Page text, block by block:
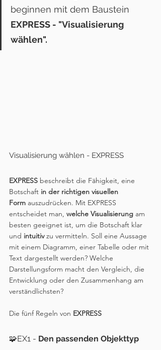
beginnen mit dem Baustein
EXPRESS - "Visualisierung
wählen".
Visualisierung wählen - EXPRESS
EXPRESS beschreibt die Fähigkeit, eine
Botschaft in der richtigen visuellen
Form auszudrücken. Mit EXPRESS
entscheidet man, welche Visualisierung am
besten geeignet ist, um die Botschaft klar
und intuitiv zu vermitteln. Soll eine Aussage
mit einem Diagramm, einer Tabelle oder mit
Text dargestellt werden? Welche
Darstellungsform macht den Vergleich, die
Entwicklung oder den Zusammenhang am
verständlichsten?
Die fünf Regeln von EXPRESS
🧩EX1 - Den passenden Objekttyp